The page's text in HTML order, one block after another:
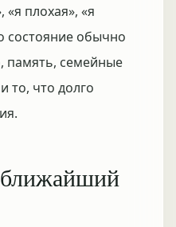
«я плохая», «я
состояние обычно
память, семейные
то, что долго